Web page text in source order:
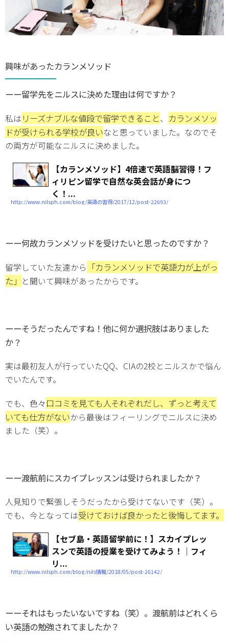
興味があったカランメソッド
ーー留学先をニルスに決めた理由は何ですか？
私は リーズナブルな値段で留学できること、 カランメソッ
ドが受けられる学校が良いなと思っていました。なのでそ
の両方が可能なニルスに決めました。
【カランメソッド】4倍速で英語脳習得！フ
ィリピン留学で自然な英会話が身につ
く！...
http://www.nilsph.com/blog/英語の習得/2017/12/post-22693/
ーー何故カランメソッドを受けたいと思ったのですか？
留学していた友達から
「カランメソッドで英語力が上がっ
た」 と聞いて興味があったからです。
ーーそうだったんですね！他に何か選択肢はありました
か？
実は最初友人が行っていたQQ、CIAの2校とニルスかで悩ん
でいたんです。
でも、色々口コミを見ても人それぞれだし、ずっと考えて
いても仕方がないから最後はフィーリングでニルスに決め
ました（笑）。
ーー渡航前にスカイプレッスンは受けられましたか？
人見知りで緊張しそうだったから受けてないです（笑）。
でも、今となっては受けておけば良かったと後悔してます。
【セブ島・英語留学前に！】スカイプレッ
スンで英語の授業を受けてみよう！│フィ
リ...
http://www.nilsph.com/blog/nils情報/2018/05/post-26142/
ーーそれはもったいないですね（笑）。渡航前はどれくら
い英語の勉強されてましたか？